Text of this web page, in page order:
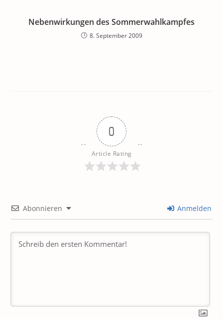
Nebenwirkungen des Sommerwahlkampfes
8. September 2009
0
Article Rating
Abonnieren Anmelden